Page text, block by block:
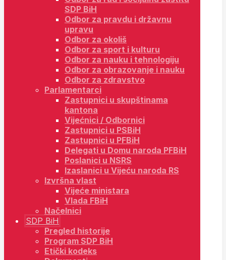
SDP BiH
Odbor za pravdu i državnu
upravu
Odbor za okoliš
Odbor za sport i kulturu
Odbor za nauku i tehnologiju
Odbor za obrazovanje i nauku
Odbor za zdravstvo
Parlamentarci
Zastupnici u skupštinama
kantona
Vijećnici / Odbornici
Zastupnici u PSBiH
Zastupnici u PFBiH
Delegati u Domu naroda PFBiH
Poslanici u NSRS
Izaslanici u Vijeću naroda RS
Izvršna vlast
Vijeće ministara
Vlada FBiH
Načelnici
SDP BiH
Pregled historije
Program SDP BiH
Etički kodeks